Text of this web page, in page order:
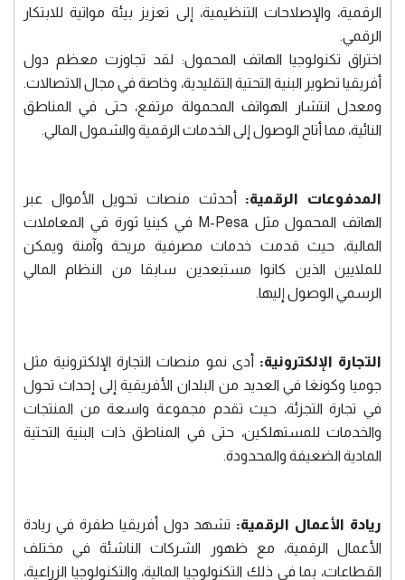
الرقمية، والإصلاحات التنظيمية، إلى تعزيز بيئة مواتية للابتكار
الرقمي.
اختراق تكنولوجيا الهاتف المحمول: لقد تجاوزت معظم دول
أفريقيا تطوير البنية التحتية التقليدية، وخاصة في مجال الاتصالات.
ومعدل انتشار الهواتف المحمولة مرتفع، حتى في المناطق
النائية، مما أتاح الوصول إلى الخدمات الرقمية والشمول المالي.
المدفوعات الرقمية: أحدثت منصات تحويل الأموال عبر
الهاتف المحمول مثل M-Pesa في كينيا ثورة في المعاملات
المالية، حيث قدمت خدمات مصرفية مريحة وآمنة ويمكن
للملايين الذين كانوا مستبعدين سابقا من النظام المالي
الرسمي الوصول إليها.
التجارة الإلكترونية: أدى نمو منصات التجارة الإلكترونية مثل
جوميا وكونغا في العديد من البلدان الأفريقية إلى إحداث تحول
في تجارة التجزئة، حيث تقدم مجموعة واسعة من المنتجات
والخدمات للمستهلكين، حتى في المناطق ذات البنية التحتية
المادية الضعيفة والمحدودة.
ريادة الأعمال الرقمية: تشهد دول أفريقيا طفرة في ريادة
الأعمال الرقمية، مع ظهور الشركات الناشئة في مختلف
القطاعات، بما في ذلك التكنولوجيا المالية، والتكنولوجيا الزراعية،